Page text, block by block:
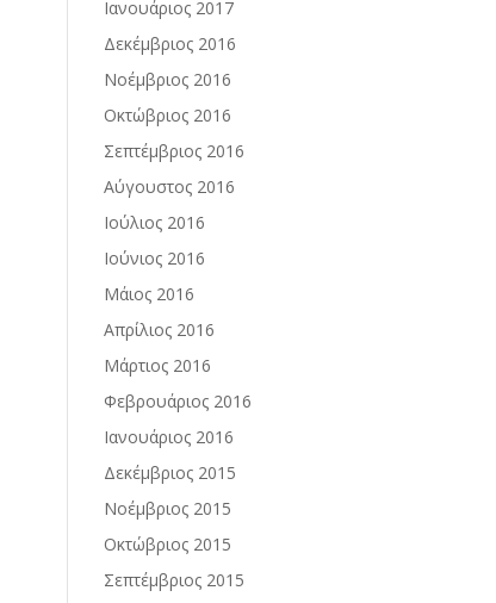
Ιανουάριος 2017
Δεκέμβριος 2016
Νοέμβριος 2016
Οκτώβριος 2016
Σεπτέμβριος 2016
Αύγουστος 2016
Ιούλιος 2016
Ιούνιος 2016
Μάιος 2016
Απρίλιος 2016
Μάρτιος 2016
Φεβρουάριος 2016
Ιανουάριος 2016
Δεκέμβριος 2015
Νοέμβριος 2015
Οκτώβριος 2015
Σεπτέμβριος 2015